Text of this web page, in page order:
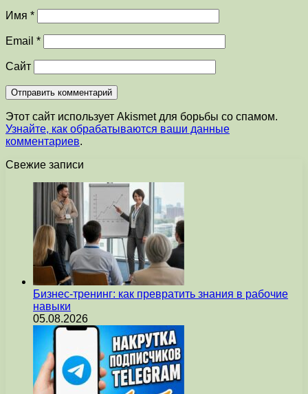
Имя *
Email *
Сайт
Этот сайт использует Akismet для борьбы со спамом.
Узнайте, как обрабатываются ваши данные
комментариев.
Свежие записи
Бизнес-тренинг: как превратить знания в рабочие
навыки
05.08.2026